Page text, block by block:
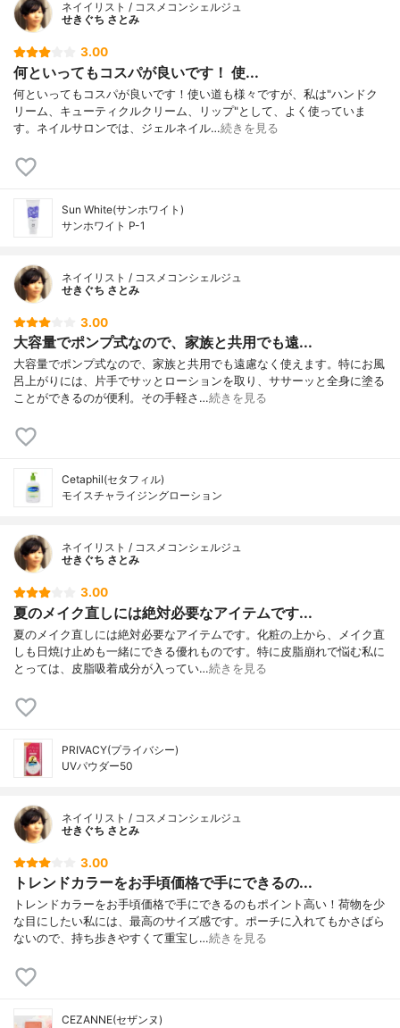
ネイイリスト / コスメコンシェルジュ
せきぐち さとみ
3.00
何といってもコスパが良いです！ 使...
何といってもコスパが良いです！使い道も様々ですが、私は"ハンドク
リーム、キューティクルクリーム、リップ"として、よく使っていま
す。ネイルサロンでは、ジェルネイル…続きを見る
Sun White(サンホワイト)
サンホワイト P-1
ネイイリスト / コスメコンシェルジュ
せきぐち さとみ
3.00
大容量でポンプ式なので、家族と共用でも遠...
大容量でポンプ式なので、家族と共用でも遠慮なく使えます。特にお風
呂上がりには、片手でサッとローションを取り、ササーッと全身に塗る
ことができるのが便利。その手軽さ…続きを見る
Cetaphil(セタフィル)
モイスチャライジングローション
ネイイリスト / コスメコンシェルジュ
せきぐち さとみ
3.00
夏のメイク直しには絶対必要なアイテムです...
夏のメイク直しには絶対必要なアイテムです。化粧の上から、メイク直
しも日焼け止めも一緒にできる優れものです。特に皮脂崩れで悩む私に
とっては、皮脂吸着成分が入ってい…続きを見る
PRIVACY(プライバシー)
UVパウダー50
ネイイリスト / コスメコンシェルジュ
せきぐち さとみ
3.00
トレンドカラーをお手頃価格で手にできるの...
トレンドカラーをお手頃価格で手にできるのもポイント高い！荷物を少
な目にしたい私には、最高のサイズ感です。ポーチに入れてもかさばら
ないので、持ち歩きやすくて重宝し…続きを見る
CEZANNE(セザンヌ)